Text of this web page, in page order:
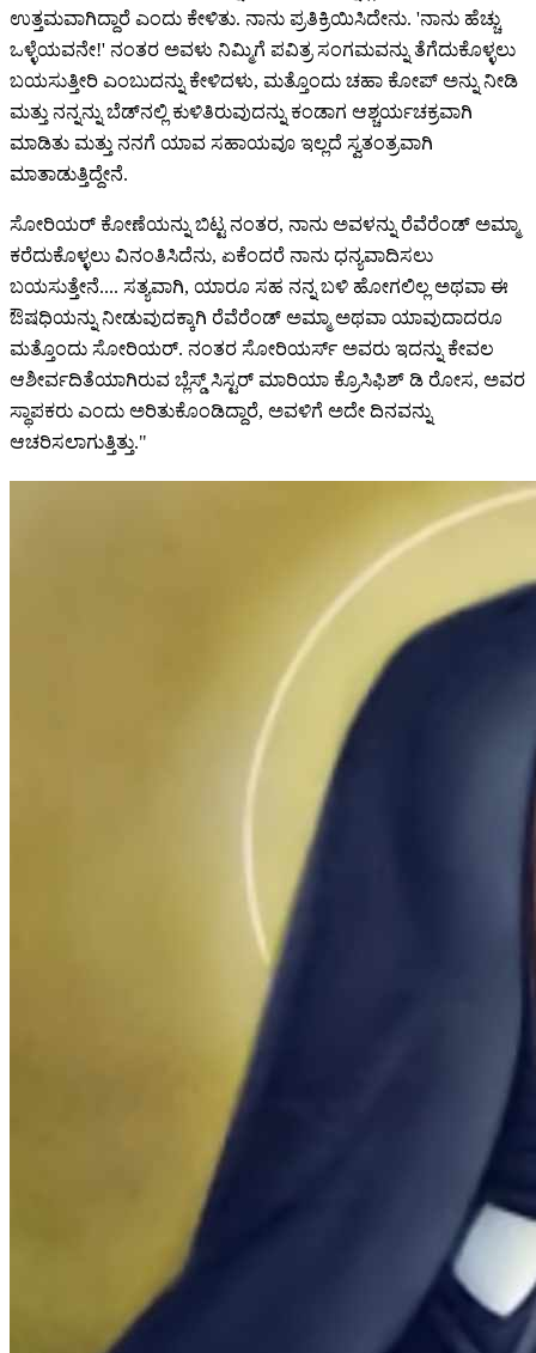
ಉತ್ತಮವಾಗಿದ್ದಾರೆ ಎಂದು ಕೇಳಿತು. ನಾನು ಪ್ರತಿಕ್ರಿಯಿಸಿದೇನು. 'ನಾನು ಹೆಚ್ಚು
ಒಳ್ಳೆಯವನೇ!' ನಂತರ ಅವಳು ನಿಮ್ಮಿಗೆ ಪವಿತ್ರ ಸಂಗಮವನ್ನು ತೆಗೆದುಕೊಳ್ಳಲು
ಬಯಸುತ್ತೀರಿ ಎಂಬುದನ್ನು ಕೇಳಿದಳು, ಮತ್ತೊಂದು ಚಹಾ ಕೋಪ್ ಅನ್ನು ನೀಡಿ
ಮತ್ತು ನನ್ನನ್ನು ಬೆಡ್‌ನಲ್ಲಿ ಕುಳಿತಿರುವುದನ್ನು ಕಂಡಾಗ ಆಶ್ಚರ್ಯಚಕ್ರವಾಗಿ
ಮಾಡಿತು ಮತ್ತು ನನಗೆ ಯಾವ ಸಹಾಯವೂ ಇಲ್ಲದೆ ಸ್ವತಂತ್ರವಾಗಿ
ಮಾತಾಡುತ್ತಿದ್ದೇನೆ.
ಸೋರಿಯರ್ ಕೋಣೆಯನ್ನು ಬಿಟ್ಟ ನಂತರ, ನಾನು ಅವಳನ್ನು ರೆವೆರೆಂಡ್ ಅಮ್ಮಾ
ಕರೆದುಕೊಳ್ಳಲು ವಿನಂತಿಸಿದೆನು, ಏಕೆಂದರೆ ನಾನು ಧನ್ಯವಾದಿಸಲು
ಬಯಸುತ್ತೇನೆ.... ಸತ್ಯವಾಗಿ, ಯಾರೂ ಸಹ ನನ್ನ ಬಳಿ ಹೋಗಲಿಲ್ಲ ಅಥವಾ ಈ
ಔಷಧಿಯನ್ನು ನೀಡುವುದಕ್ಕಾಗಿ ರೆವೆರೆಂಡ್ ಅಮ್ಮಾ ಅಥವಾ ಯಾವುದಾದರೂ
ಮತ್ತೊಂದು ಸೋರಿಯರ್. ನಂತರ ಸೋರಿಯರ್ಸ್ ಅವರು ಇದನ್ನು ಕೇವಲ
ಆಶೀರ್ವದಿತೆಯಾಗಿರುವ ಬ್ಲೆಸ್ಡ್ ಸಿಸ್ಟರ್ ಮಾರಿಯಾ ಕ್ರೊಸಿಫಿಶ್ ಡಿ ರೋಸ, ಅವರ
ಸ್ಥಾಪಕರು ಎಂದು ಅರಿತುಕೊಂಡಿದ್ದಾರೆ, ಅವಳಿಗೆ ಅದೇ ದಿನವನ್ನು
ಆಚರಿಸಲಾಗುತ್ತಿತ್ತು."